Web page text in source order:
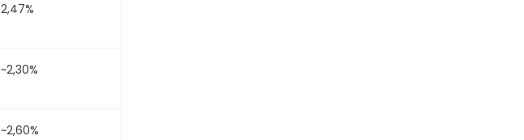
2,47%
~2,30%
~2,60%